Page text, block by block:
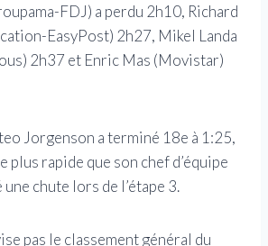
FDJ) a perdu 2h10, Richard
EasyPost) 2h27, Mikel Landa
2h37 et Enric Mas (Movistar)
Jorgenson a terminé 18e à 1:25,
plus rapide que son chef d’équipe
chute lors de l’étape 3.
pas le classement général du